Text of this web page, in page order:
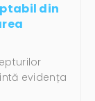
din
evidența